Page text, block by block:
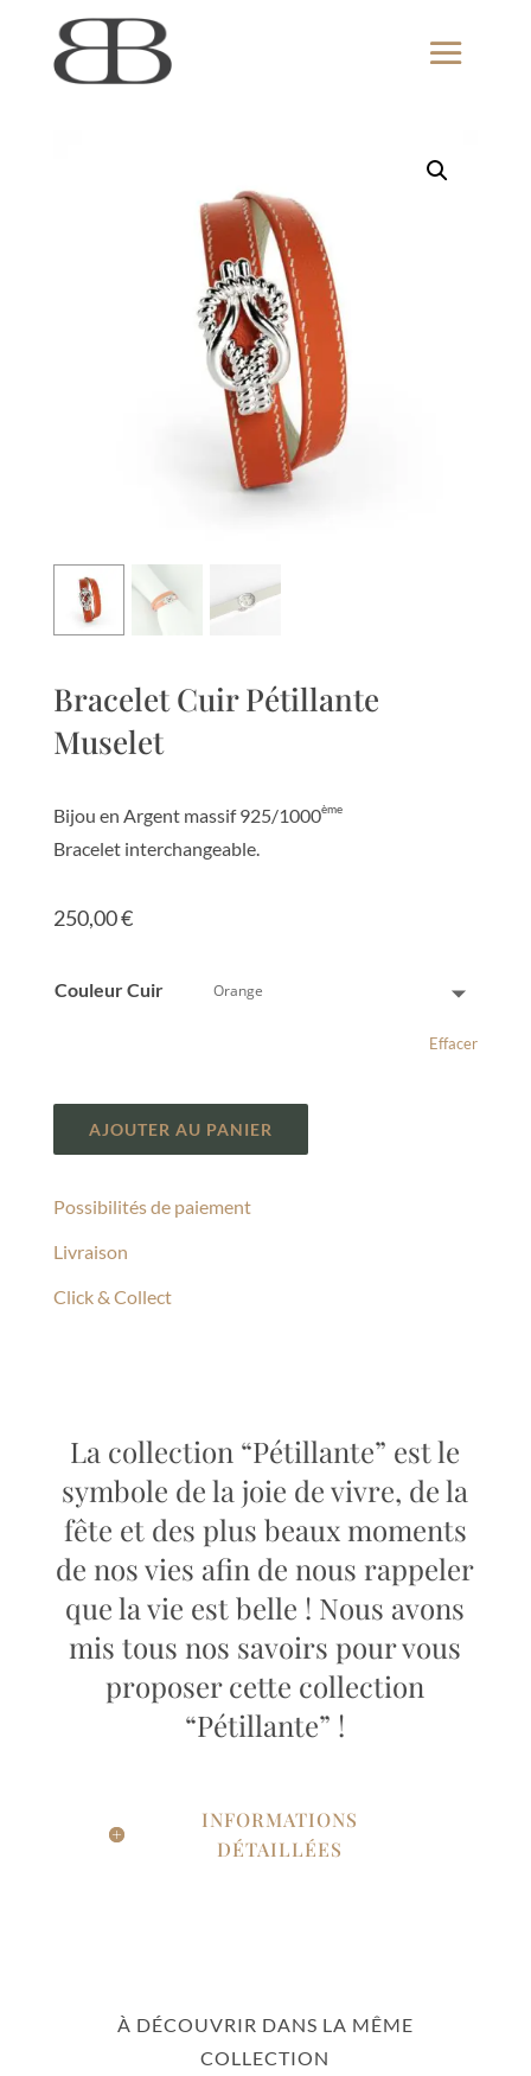
Bracelet Cuir Pétillante
Muselet
Bijou en Argent massif 925/1000ème
Bracelet interchangeable.
250,00€
Couleur Cuir
Effacer
AJOUTER AU PANIER
Possibilités de paiement
Livraison
Click & Collect
La collection “Pétillante” est le
symbole de la joie de vivre, de la
fête et des plus beaux moments
de nos vies afin de nous rappeler
que la vie est belle ! Nous avons
mis tous nos savoirs pour vous
proposer cette collection
“Pétillante” !
INFORMATIONS
DÉTAILLÉES
À DÉCOUVRIR DANS LA MÊME
COLLECTION